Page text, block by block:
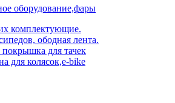
оборудование,фары
комплектующие.
ободная лента.
покрышка для тачек
для колясок,e-bike